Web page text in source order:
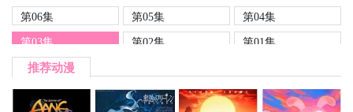
第06集
第05集
第04集
第03集
第02集 第01集
推荐动漫